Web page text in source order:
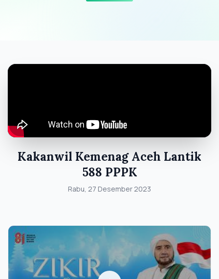
Kakanwil Kemenag Aceh Lantik
588 PPPK
Rabu, 27 Desember 2023